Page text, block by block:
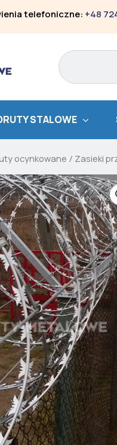
telefoniczne: +48
Search
STALOWE
ocynkowane / Zasieki